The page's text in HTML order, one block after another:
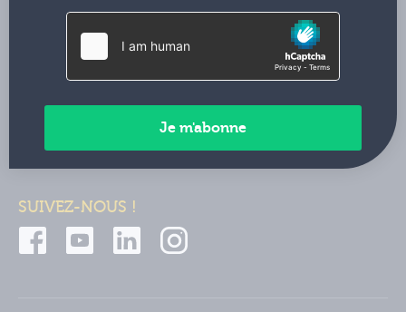
35000 Rennes
02 99 05 25 47
Contactez-nous
SUIVEZ-NOUS !